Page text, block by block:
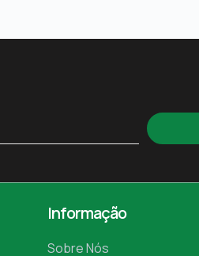
Informação
Sobre Nós